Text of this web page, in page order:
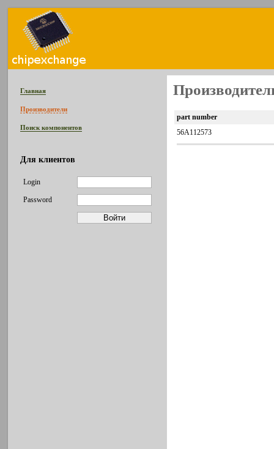
Главная
Производители
Поиск компонентов
Для клиентов
Login
Password
part number
56A112573